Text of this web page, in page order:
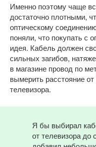
Именно поэтому чаще
достаточно плотными,
оптическому
поняли, что покупать с
идея. Кабель должен
сильных загибов,
в магазине провод по
вымерить расстояние
телевизора.
Я бы выбирал
от телевизора до